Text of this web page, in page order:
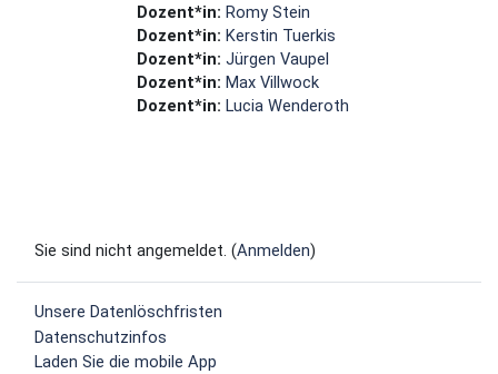
Dozent*in: Romy Stein
Dozent*in: Kerstin Tuerkis
Dozent*in: Jürgen Vaupel
Dozent*in: Max Villwock
Dozent*in: Lucia Wenderoth
Sie sind nicht angemeldet. (Anmelden)
Unsere Datenlöschfristen
Datenschutzinfos
Laden Sie die mobile App